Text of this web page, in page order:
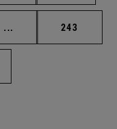
... Páginas intermedias
Página
243